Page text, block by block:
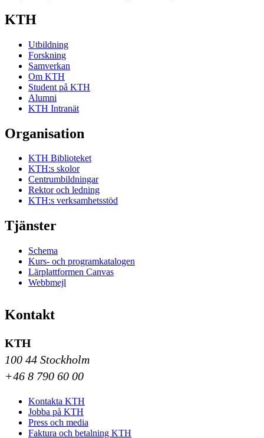
KTH
Utbildning
Forskning
Samverkan
Om KTH
Student på KTH
Alumni
KTH Intranät
Organisation
KTH Biblioteket
KTH:s skolor
Centrumbildningar
Rektor och ledning
KTH:s verksamhetsstöd
Tjänster
Schema
Kurs- och programkatalogen
Lärplattformen Canvas
Webbmejl
Kontakt
KTH
100 44 Stockholm
+46 8 790 60 00
Kontakta KTH
Jobba på KTH
Press och media
Faktura och betalning KTH